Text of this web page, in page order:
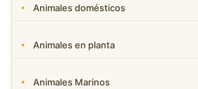
Animales domésticos
Animales en planta
Animales Marinos